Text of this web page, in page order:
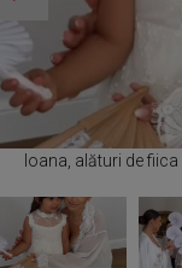
Ioana, alături de